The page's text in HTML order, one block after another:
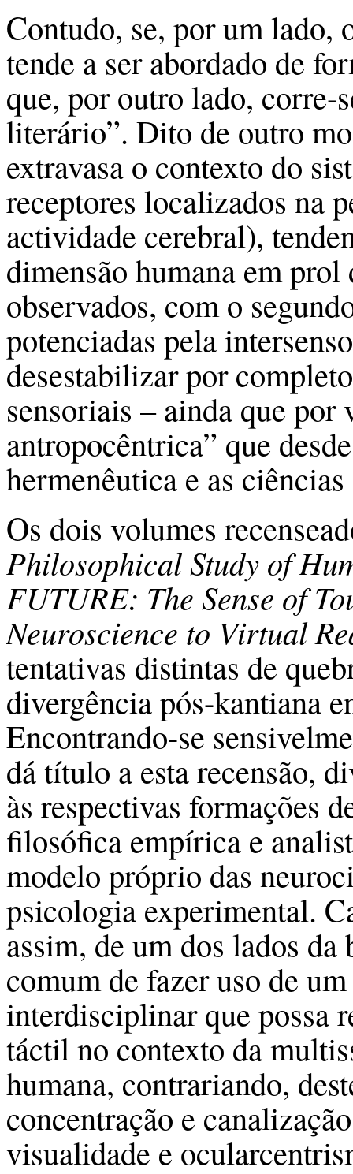
Contudo, se, por um lado,
tende a ser abordado de
que, por outro lado, corre-
literário”. Dito de outro
extravasa o contexto do
recepto­res localizados na
actividade cerebral),
dimensão humana em
observados, com o
potenciadas pela
desestabilizar por
sensoriais – ainda que por
antropocên­trica” que
hermenêutica e as
Os dois volumes
Philosophical Study of
FUTURE: The Sense of
Neuroscience to Virtual
tentativas distintas de
divergência pós-kantiana
Encontrando-se
dá título a esta recensão,
às respectivas formações
filosófica empírica e
modelo próprio das
psicologia experimental.
assim, de um dos lados
comum de fazer uso de
interdisciplinar que possa
táctil no contexto da
humana, contrariando,
concentração e
visualidade e